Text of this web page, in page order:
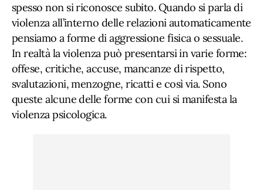
spesso non si riconosce subito. Quando si parla di
violenza all’interno delle relazioni automaticamente
pensiamo a forme di aggressione fisica o sessuale.
In realtà la violenza può presentarsi in varie forme:
offese, critiche, accuse, mancanze di rispetto,
svalutazioni, menzogne, ricatti e così via. Sono
queste alcune delle forme con cui si manifesta la
violenza psicologica.